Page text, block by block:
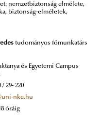
nemzetbiztonság elmélete,
biztonság-elméletek,
tudományos főmunkatárs
és Egyetemi Campus
/ 29- 220
nke.hu
óráig